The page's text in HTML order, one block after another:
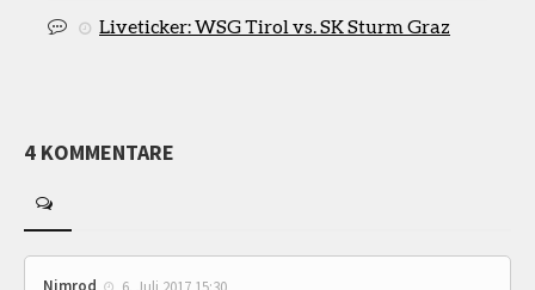
Liveticker: WSG Tirol vs. SK Sturm Graz
4 KOMMENTARE
Nimrod